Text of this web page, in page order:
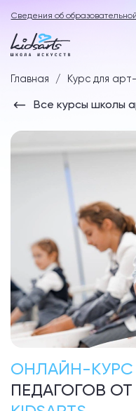
Сведения об
Главная Курс для
Все курсы школы
ОНЛАЙН-КУРС
ПЕДАГОГОВ